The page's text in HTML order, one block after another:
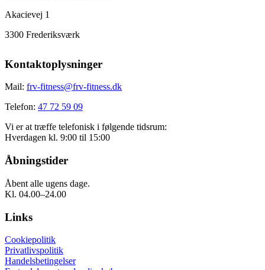
Akacievej 1
3300 Frederiksværk
Kontaktoplysninger
Mail: frv-fitness@frv-fitness.dk
Telefon: 47 72 59 09
Vi er at træffe telefonisk i følgende tidsrum:
Hverdagen kl. 9:00 til 15:00
Åbningstider
Åbent alle ugens dage.
Kl. 04.00–24.00
Links
Cookiepolitik
Privatlivspolitik
Handelsbetingelser